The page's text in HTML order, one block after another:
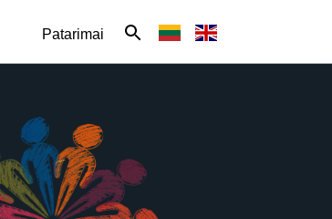
Patarimai